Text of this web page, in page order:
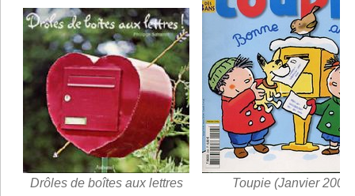
Drôles de boîtes aux lettres Toupie (Janvier 2003)